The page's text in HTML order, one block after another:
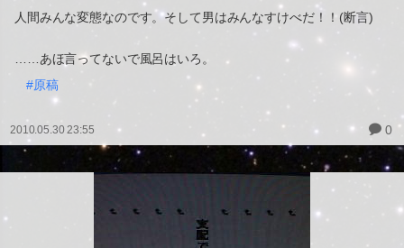
人間みんな変態なのです。そして男はみんなすけべだ！！(断言)
……あほ言ってないで風呂はいろ。
#原稿
2010.05.30 23:55 0